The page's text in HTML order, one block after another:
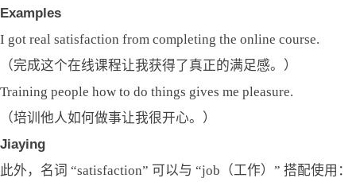
Examples
I got real satisfaction from completing the online course.
（完成这个在线课程让我获得了真正的满足感。）
Training people how to do things gives me pleasure.
（培训他人如何做事让我很开心。）
Jiaying
此外，名词 “satisfaction” 可以与 “job（工作）” 搭配使用：